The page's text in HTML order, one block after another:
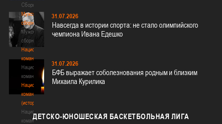
Сборные
Мужские
сборные
Мужские
сборные
Национальная
команда
Национальная
команда
Национальная
команда
(история)
Национальная
команда
31.07.2026
Навсегда в истории спорта: не стало олимпийского
чемпиона Ивана Едешко
31.07.2026
БФБ выражает соболезнования родным и близким
Михаила Курилика
ДЕТСКО-ЮНОШЕСКАЯ БАСКЕТБОЛЬНАЯ ЛИГА